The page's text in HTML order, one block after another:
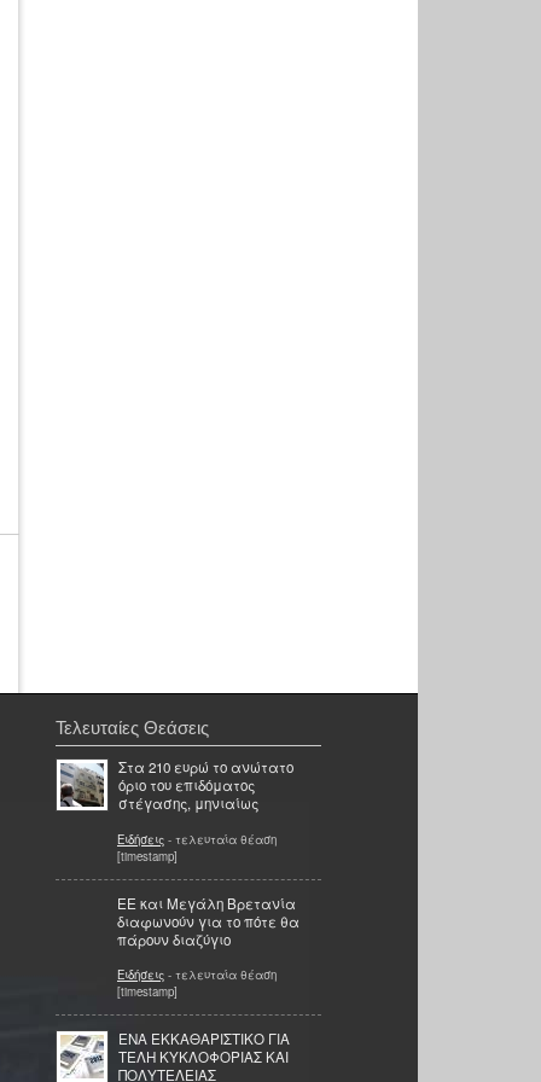
Τελευταίες Θεάσεις
Στα 210 ευρώ το ανώτατο
όριο του επιδόματος
στέγασης, μηνιαίως
Ειδήσεις - τελευταία θέαση
[timestamp]
ΕΕ και Μεγάλη Βρετανία
διαφωνούν για το πότε θα
πάρουν διαζύγιο
Ειδήσεις - τελευταία θέαση
[timestamp]
ΕΝΑ ΕΚΚΑΘΑΡΙΣΤΙΚΟ ΓΙΑ
ΤΕΛΗ ΚΥΚΛΟΦΟΡΙΑΣ ΚΑΙ
ΠΟΛΥΤΕΛΕΙΑΣ